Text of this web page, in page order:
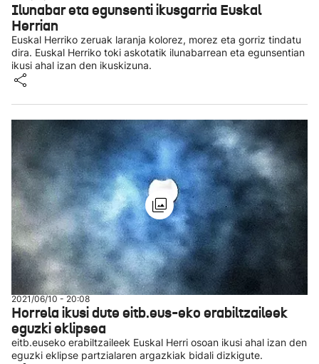
Ilunabar eta egunsenti ikusgarria Euskal
Herrian
Euskal Herriko zeruak laranja kolorez, morez eta gorriz tindatu
dira. Euskal Herriko toki askotatik ilunabarrean eta egunsentian
ikusi ahal izan den ikuskizuna.
2021/06/10 - 20:08
Horrela ikusi dute eitb.eus-eko erabiltzaileek
eguzki eklipsea
eitb.euseko erabiltzaileek Euskal Herri osoan ikusi ahal izan den
eguzki eklipse partzialaren argazkiak bidali dizkigute.